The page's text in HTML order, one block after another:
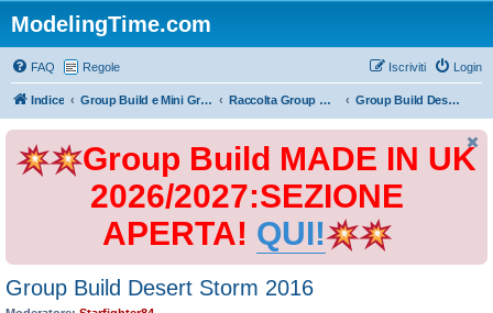
ModelingTime.com
FAQ Regole Login
Iscriviti
Indice Group Build e Mini Group Build Raccolta Group Build Group Build Desert Storm 2016
Group Build MADE IN UK
2026/2027:SEZIONE
APERTA! QUI!
Group Build Desert Storm 2016